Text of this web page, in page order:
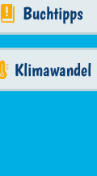
Buchtipps
Klimawandel